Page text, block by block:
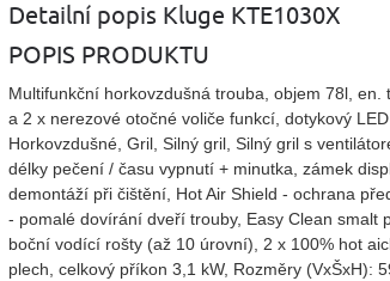
Detailní popis Kluge KTE1030X
POPIS PRODUKTU
Multifunkční horkovzdušná trouba, objem 78l,
a 2 x nerezové otočné voliče funkcí, dotykový
Horkovzdušné, Gril, Silný gril, Silný gril s
délky pečení / času vypnutí + minutka, zámek
demontáží při čištění, Hot Air Shield - ochrana
- pomalé dovírání dveří trouby, Easy Clean smalt
boční vodící rošty (až 10 úrovní), 2 x 100% hot
plech, celkový příkon 3,1 kW, Rozměry (VxŠxH):